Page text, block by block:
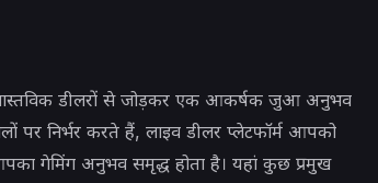
से वास्तविक डीलरों से जोड़कर एक आकर्षक जुआ अनुभव
पर निर्भर करते हैं, लाइव डीलर प्लेटफॉर्म आपको
गेमिंग अनुभव समृद्ध होता है। यहां कुछ प्रमुख